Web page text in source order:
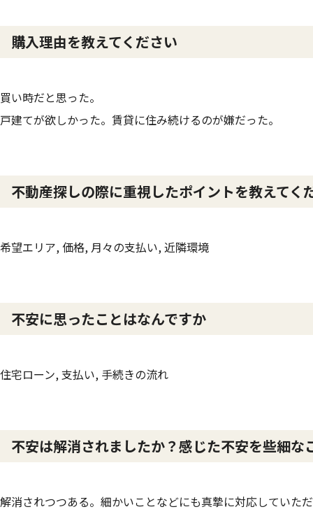
購入理由を教えてください
買い時だと思った。
戸建てが欲しかった。賃貸に住み続けるのが嫌だった。
不動産探しの際に重視したポイントを教えてく
希望エリア, 価格, 月々の支払い, 近隣環境
不安に思ったことはなんですか
住宅ローン, 支払い, 手続きの流れ
不安は解消されましたか？感じた不安を些細
解消されつつある。細かいことなどにも真摯に対応していた